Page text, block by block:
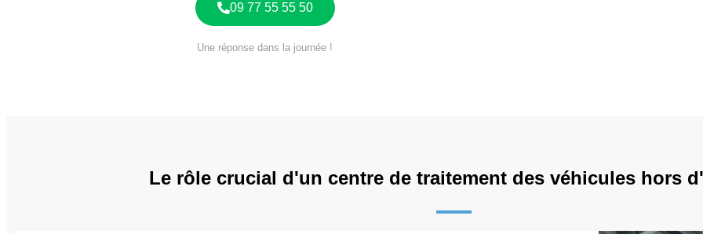
09 77 55 55 50
Une réponse dans la journée !
Le rôle crucial d'un centre de traitement des véhicules hors